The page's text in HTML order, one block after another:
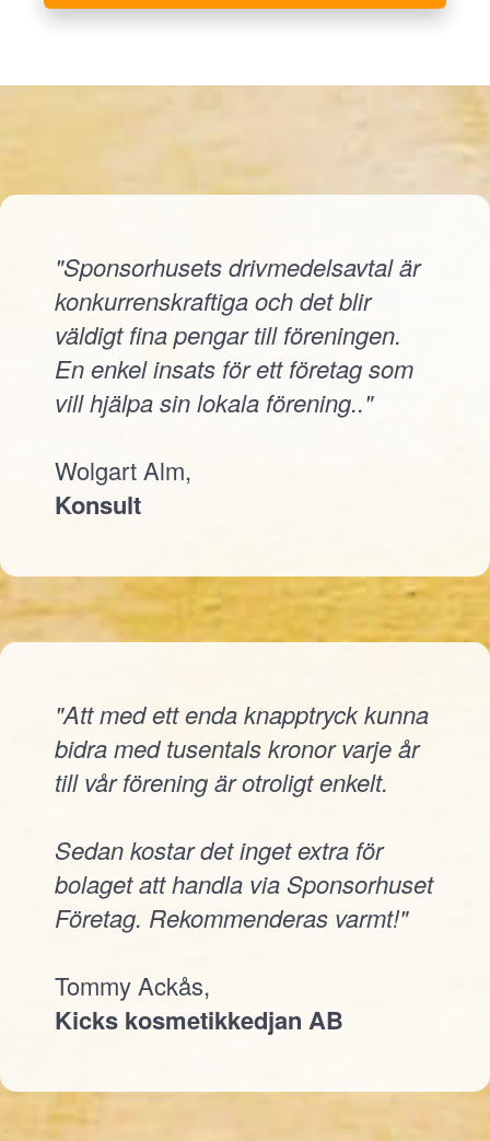
"Sponsorhusets drivmedelsavtal är
konkurrenskraftiga och det blir
väldigt fina pengar till föreningen.
En enkel insats för ett företag som
vill hjälpa sin lokala förening.."
Wolgart Alm,
Konsult
"Att med ett enda knapptryck kunna
bidra med tusentals kronor varje år
till vår förening är otroligt enkelt.
Sedan kostar det inget extra för
bolaget att handla via Sponsorhuset
Företag. Rekommenderas varmt!"
Tommy Ackås,
Kicks kosmetikkedjan AB